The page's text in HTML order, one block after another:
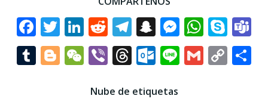
Facebook
Twitter
LinkedIn
Reddit
Telegram
Snapchat
Tumblr
Blogger
WeChat
ViberThreads
LineGmail
Link
Nube de etiquetas